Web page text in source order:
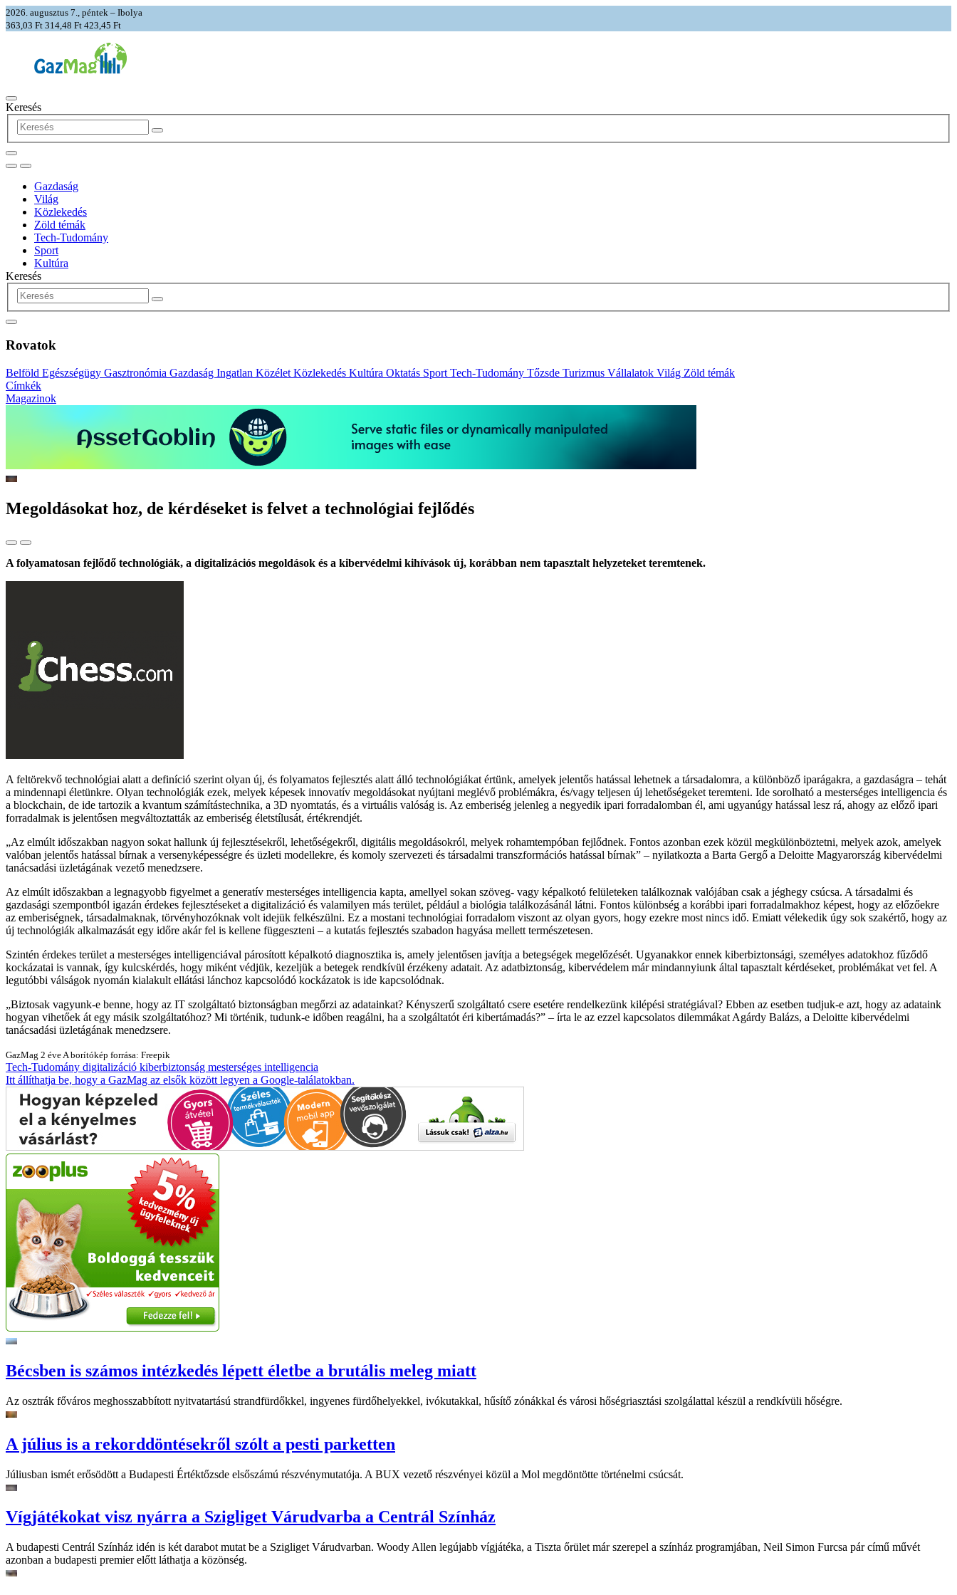
2026. augusztus 7., péntek – Ibolya
363,03 Ft 314,48 Ft 423,45 Ft
Keresés
Gazdaság
Világ
Közlekedés
Zöld témák
Tech-Tudomány
Sport
Kultúra
Keresés
Rovatok
Belföld Egészségügy Gasztronómia Gazdaság Ingatlan Közélet Közlekedés Kultúra Oktatás Sport Tech-Tudomány Tőzsde Turizmus Vállalatok Világ Zöld témák
Címkék
Magazinok
Megoldásokat hoz, de kérdéseket is felvet a technológiai fejlődés
A folyamatosan fejlődő technológiák, a digitalizációs megoldások és a kibervédelmi kihívások új, korábban nem tapasztalt helyzeteket teremtenek.
A feltörekvő technológiai alatt a definíció szerint olyan új, és folyamatos fejlesztés alatt álló technológiákat értünk, amelyek jelentős hatással lehetnek a társadalomra, a különböző iparágakra, a gazdaságra – tehát
a mindennapi életünkre. Olyan technológiák ezek, melyek képesek innovatív megoldásokat nyújtani meglévő problémákra, és/vagy teljesen új lehetőségeket teremteni. Ide sorolható a mesterséges intelligencia és
a blockchain, de ide tartozik a kvantum számítástechnika, a 3D nyomtatás, és a virtuális valóság is. Az emberiség jelenleg a negyedik ipari forradalomban él, ami ugyanúgy hatással lesz rá, ahogy az előző ipari
forradalmak is jelentősen megváltoztatták az emberiség életstílusát, értékrendjét.
Az elmúlt időszakban nagyon sokat hallunk új fejlesztésekről, lehetőségekről, digitális megoldásokról, melyek rohamtempóban fejlődnek. Fontos azonban ezek közül megkülönböztetni, melyek azok, amelyek
valóban jelentős hatással bírnak a versenyképességre és üzleti modellekre, és komoly szervezeti és társadalmi transzformációs hatással bírnak
– nyilatkozta a Barta Gergő a Deloitte Magyarország kibervédelmi
tanácsadási üzletágának vezető menedzsere.
Az elmúlt időszakban a legnagyobb figyelmet a generatív mesterséges intelligencia kapta, amellyel sokan szöveg- vagy képalkotó felületeken találkoznak valójában csak a jéghegy csúcsa. A társadalmi és
gazdasági szempontból igazán érdekes fejlesztéseket a digitalizáció és valamilyen más terület, például a biológia találkozásánál látni. Fontos különbség a korábbi ipari forradalmakhoz képest, hogy az előzőekre
az emberiségnek, társadalmaknak, törvényhozóknak volt idejük felkészülni. Ez a mostani technológiai forradalom viszont az olyan gyors, hogy ezekre most nincs idő. Emiatt vélekedik úgy sok szakértő, hogy az
új technológiák alkalmazását egy időre akár fel is kellene függeszteni – a kutatás fejlesztés szabadon hagyása mellett természetesen.
Szintén érdekes terület a mesterséges intelligenciával párosított képalkotó diagnosztika is, amely jelentősen javítja a betegségek megelőzését. Ugyanakkor ennek kiberbiztonsági, személyes adatokhoz fűződő
kockázatai is vannak, így kulcskérdés, hogy miként védjük, kezeljük a betegek rendkívül érzékeny adatait. Az adatbiztonság, kibervédelem már mindannyiunk által tapasztalt kérdéseket, problémákat vet fel. A
legutóbbi válságok nyomán kialakult ellátási lánchoz kapcsolódó kockázatok is ide kapcsolódnak.
Biztosak vagyunk-e benne, hogy az IT szolgáltató biztonságban megőrzi az adatainkat? Kényszerű szolgáltató csere esetére rendelkezünk kilépési stratégiával? Ebben az esetben tudjuk-e azt, hogy az adataink
hogyan vihetőek át egy másik szolgáltatóhoz? Mi történik, tudunk-e időben reagálni, ha a szolgáltatót éri kibertámadás?
– írta le az ezzel kapcsolatos dilemmákat Agárdy Balázs, a Deloitte kibervédelmi
tanácsadási üzletágának menedzsere.
GazMag 2 éve A borítókép forrása: Freepik
Tech-Tudomány digitalizáció kiberbiztonság mesterséges intelligencia
Itt állíthatja be, hogy a GazMag az elsők között legyen a Google-találatokban.
Bécsben is számos intézkedés lépett életbe a brutális meleg miatt
Az osztrák főváros meghosszabbított nyitvatartású strandfürdőkkel, ingyenes fürdőhelyekkel, ivókutakkal, hűsítő zónákkal és városi hőségriasztási szolgálattal készül a rendkívüli hőségre.
A július is a rekorddöntésekről szólt a pesti parketten
Júliusban ismét erősödött a Budapesti Értéktőzsde elsőszámú részvénymutatója. A BUX vezető részvényei közül a Mol megdöntötte történelmi csúcsát.
Vígjátékokat visz nyárra a Szigliget Várudvarba a Centrál Színház
A budapesti Centrál Színház idén is két darabot mutat be a Szigliget Várudvarban. Woody Allen legújabb vígjátéka, a Tiszta őrület már szerepel a színház programjában, Neil Simon Furcsa pár című művét
azonban a budapesti premier előtt láthatja a közönség.